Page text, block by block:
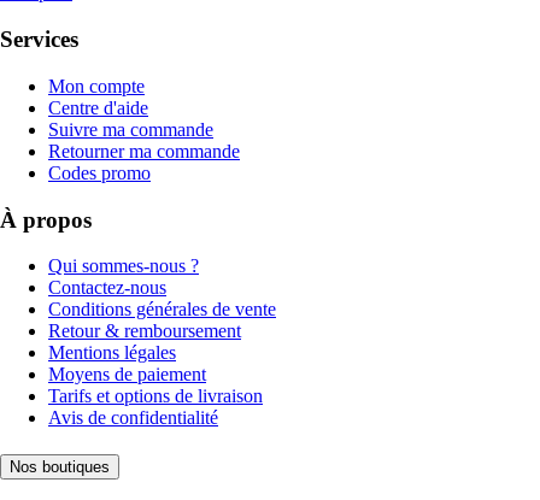
Services
Mon compte
Centre d'aide
Suivre ma commande
Retourner ma commande
Codes promo
À propos
Qui sommes-nous ?
Contactez-nous
Conditions générales de vente
Retour & remboursement
Mentions légales
Moyens de paiement
Tarifs et options de livraison
Avis de confidentialité
Nos boutiques